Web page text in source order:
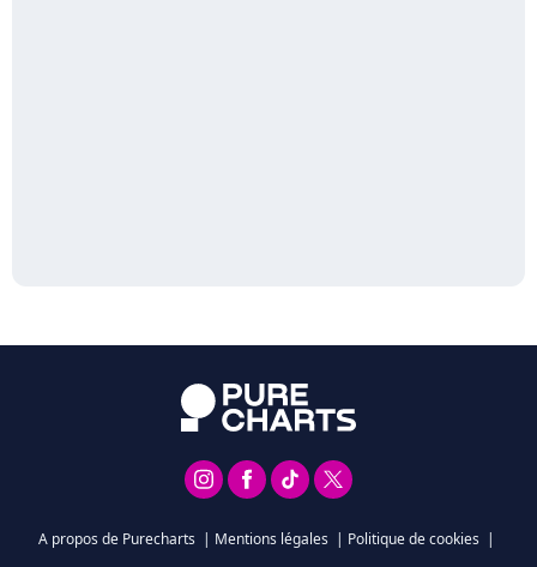
A propos de Purecharts | Mentions légales | Politique de cookies |